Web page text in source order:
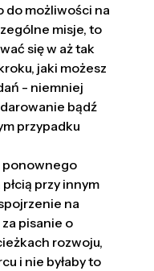
do możliwości na
misje, to
się w aż tak
jaki możesz
- niemniej
bądź
przypadku
ponownego
przy innym
na
za pisanie o
rozwoju,
i nie byłaby to